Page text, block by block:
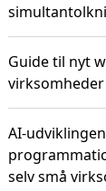
Guide til nyt
virksomheder
AI-
selv små